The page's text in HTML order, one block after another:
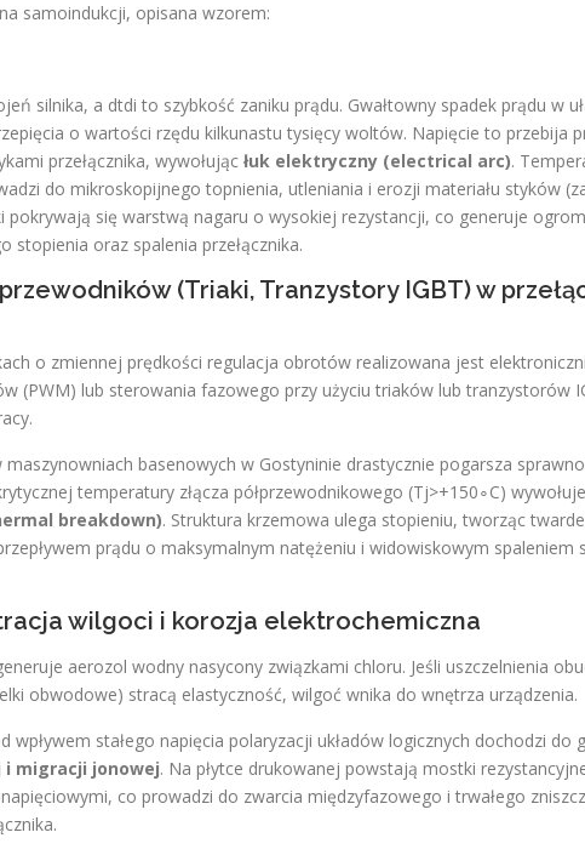
samoindukcji, opisana wzorem:
silnika, a dtdi​ to szybkość zaniku prądu. Gwałtowny spadek prądu w
o wartości rzędu kilkunastu tysięcy woltów. Napięcie to przebija
przełącznika, wywołując łuk elektryczny (electrical arc).
do mikroskopijnego topnienia, utleniania i erozji materiału styków
pokrywają się warstwą nagaru o wysokiej rezystancji, co generuje
stopienia oraz spalenia przełącznika.
(Triaki, Tranzystory IGBT) w
o zmiennej prędkości regulacja obrotów realizowana jest
(PWM) lub sterowania fazowego przy użyciu triaków lub tranzystorów
maszynowniach basenowych w Gostyninie drastycznie pogarsza
temperatury złącza półprzewodnikowego (Tj​>+150∘C)
breakdown). Struktura krzemowa ulega stopieniu, tworząc
prądu o maksymalnym natężeniu i widowiskowym spaleniem
wilgoci i korozja elektrochemiczna
aerozol wodny nasycony związkami chloru. Jeśli uszczelnienia
obwodowe) stracą elastyczność, wilgoć wnika do wnętrza urządzenia.
wpływem stałego napięcia polaryzacji układów logicznych dochodzi do
migracji jonowej. Na płytce drukowanej powstają mostki
co prowadzi do zwarcia międzyfazowego i trwałego